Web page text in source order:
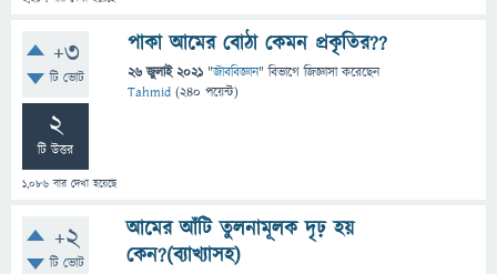
+3
টি ভোট
2
টি উত্তর
1,086 বার দেখা হয়েছে
পাকা আমের বোঠা কেমন প্রকৃতির??
26 জুলাই 2021 "জীববিজ্ঞান" বিভাগে জিজ্ঞাসাকরেছেন
Tahmid (240 পয়েন্ট)
+2
টি ভোট
আমের আঁটি তুলনামূলক দৃঢ় হয়
কেন?(ব্যাখ্যাসহ)